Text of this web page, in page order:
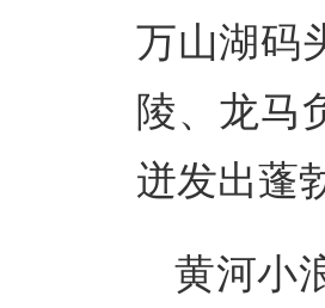
万山湖码
陵、龙马
迸发出蓬
黄河小